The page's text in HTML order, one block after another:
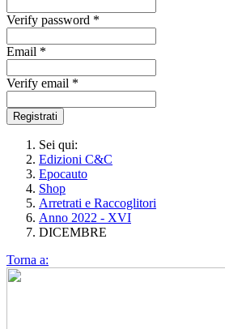
Verify password *
Email *
Verify email *
Registrati
Sei qui:
Edizioni C&C
Epocauto
Shop
Arretrati e Raccoglitori
Anno 2022 - XVI
DICEMBRE
Torna a: